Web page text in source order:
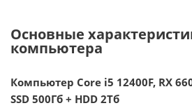
Основные
компьютера
Компьютер Core i5 12400F, RX
SSD 500Гб + HDD 2Тб